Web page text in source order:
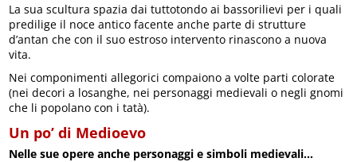
La sua scultura spazia dai tuttotondo ai bassorilievi per i quali
predilige il noce antico facente anche parte di strutture
d’antan che con il suo estroso intervento rinascono a nuova
vita.
Nei componimenti allegorici compaiono a volte parti colorate
(nei decori a losanghe, nei personaggi medievali o negli gnomi
che li popolano con i tatà).
Un po’ di Medioevo
Nelle sue opere anche personaggi e simboli medievali…